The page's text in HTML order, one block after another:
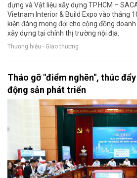
dựng và Vật liệu xây dựng TP.HCM –
Vietnam Interior & Build Expo vào tháng
kiện đáng mong đợi cho cộng đồng
xây dựng tại chính thị trường nội địa.
Thương hiệu - Giao thương
Tháo gỡ "điểm nghẽn", thúc
động sản phát triển